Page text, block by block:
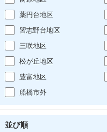
薬円台地区
習志野台地区
三咲地区
松が丘地区
豊富地区
船橋市外
並び順